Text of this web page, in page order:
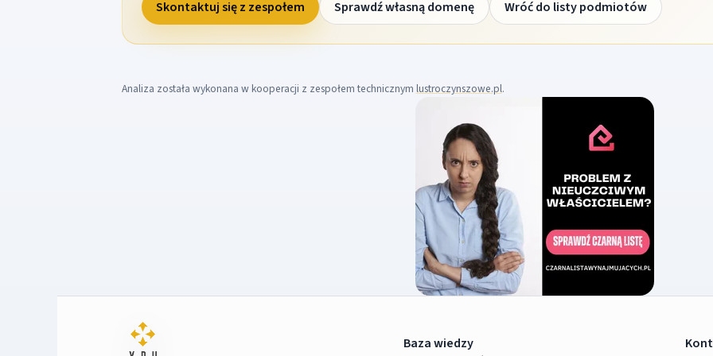
Skontaktuj się z zespołem Sprawdź własną domenę Wróć do listy podmiotów
Analiza została wykonana w kooperacji z zespołem technicznym lustroczynszowe.pl.
Baza wiedzy